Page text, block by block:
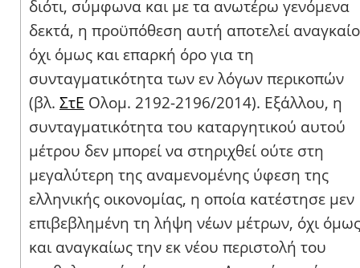
διότι, σύμφωνα και με τα ανωτέρω γενόμενα
δεκτά, η προϋπόθεση αυτή αποτελεί αναγκαίο
όχι όμως και επαρκή όρο για τη
συνταγματικότητα των εν λόγων περικοπών
(βλ. ΣτΕ Ολομ. 2192-2196/2014). Εξάλλου, η
συνταγματικότητα του καταργητικού αυτού
μέτρου δεν μπορεί να στηριχθεί ούτε στη
μεγαλύτερη της αναμενομένης ύφεση της
ελληνικής οικονομίας, η οποία κατέστησε μεν
επιβεβλημένη τη λήψη νέων μέτρων, όχι όμως
και αναγκαίως την εκ νέου περιστολή του